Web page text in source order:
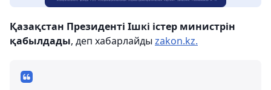
Қазақстан Президенті Ішкі істер министрін
қабылдады, деп хабарлайды zakon.kz.